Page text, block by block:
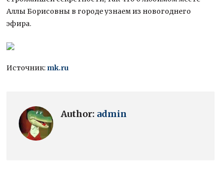
Аллы Борисовны в городе узнаем из новогоднего
эфира.
Источник: mk.ru
Author: admin